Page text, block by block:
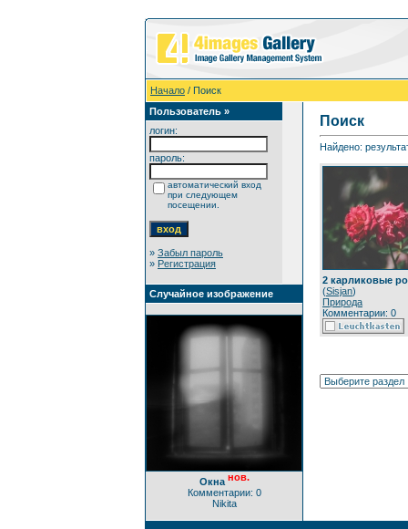
Начало / Поиск
Пользователь »
логин:
пароль:
автоматический вход
при следующем
посещении.
» Забыл пароль
» Регистрация
Случайное изображение
Окна нов.
Комментарии: 0
Nikita
Поиск
Найдено:
2 карликовые
(Sisjan)
Природа
Комментарии: 0